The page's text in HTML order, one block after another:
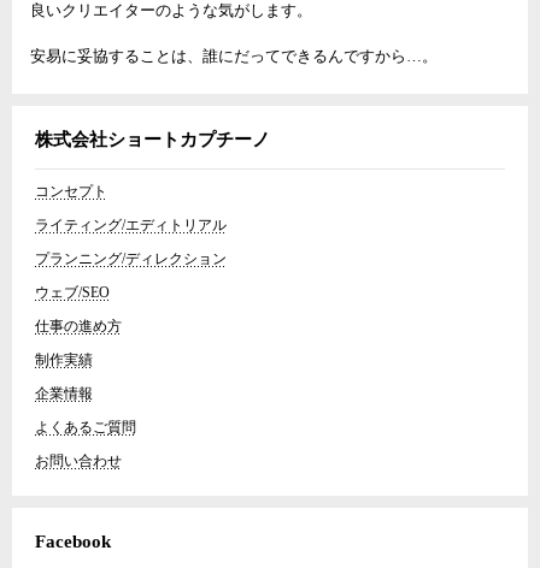
良いクリエイターのような気がします。
安易に妥協することは、誰にだってできるんですから…。
株式会社ショートカプチーノ
コンセプト
ライティング/エディトリアル
プランニング/ディレクション
ウェブ/SEO
仕事の進め方
制作実績
企業情報
よくあるご質問
お問い合わせ
Facebook